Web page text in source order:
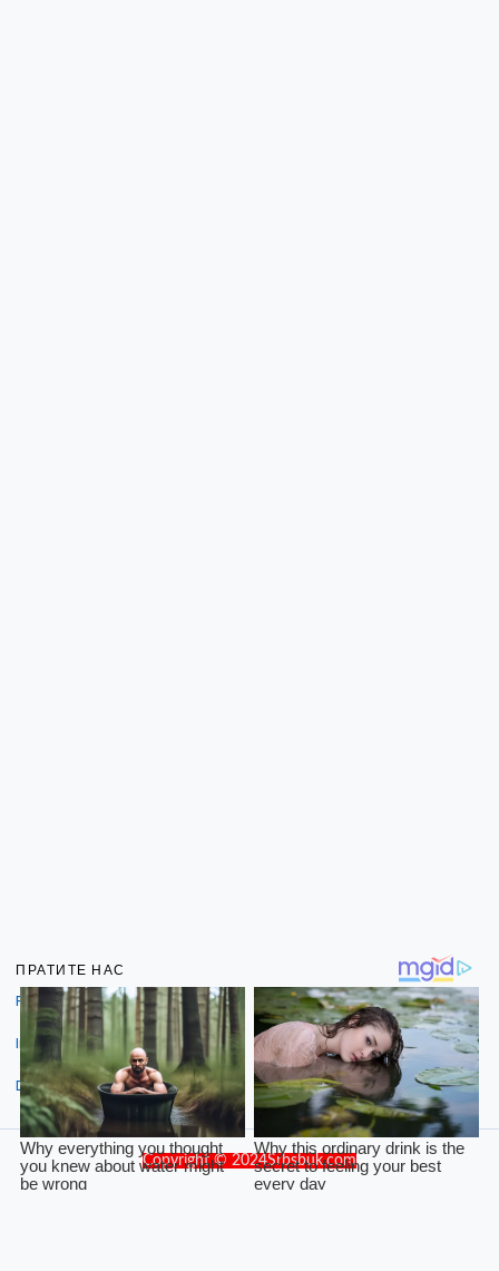
ПРАТИТЕ НАС
Facebook
Instagram
Dribbble
Copyright © 2024Srbsbuk.com